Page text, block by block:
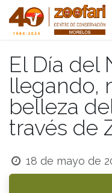
Ir al contenido
El Día del
llegando,
belleza
través de
18 de mayo de